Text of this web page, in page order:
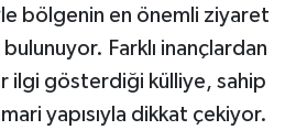
bölgenin en önemli ziyaret
Farklı inançlardan
ilgi gösterdiği külliye, sahip
yapısıyla dikkat çekiyor.